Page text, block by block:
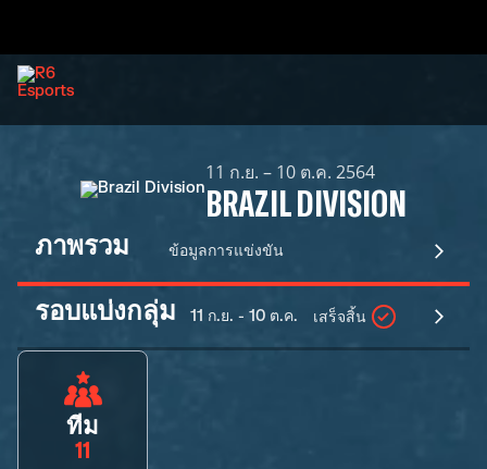
11 ก.ย. – 10 ต.ค. 2564
BRAZIL DIVISION
ภาพรวม ข้อมูลการแข่งขัน
รอบแบ่งกลุ่ม 11 ก.ย. - 10 ต.ค. เสร็จสิ้น
ทีม
11